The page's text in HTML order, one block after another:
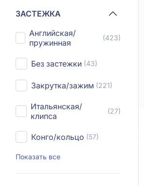
ЗАСТЕЖКА
Английская/
пружинная
(423)
Без застежки (43)
Закрутка/зажим (221)
Итальянская/
клипса
(27)
Конго/кольцо (57)
Показать все